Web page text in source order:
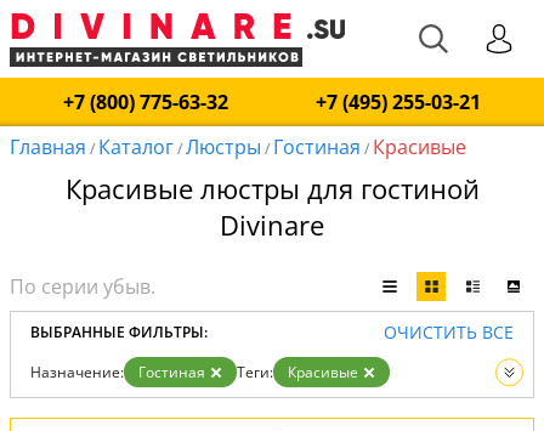
+7 (800) 775-63-32
+7 (495) 255-03-21
Главная / Каталог/Люстры / Гостиная / Красивые
Красивые люстры для гостиной
Divinare
ВЫБРАННЫЕ ФИЛЬТРЫ: ОЧИСТИТЬ ВСЕ
Назначение: Гостиная Теги:
Красивые
Вид:
Люстры